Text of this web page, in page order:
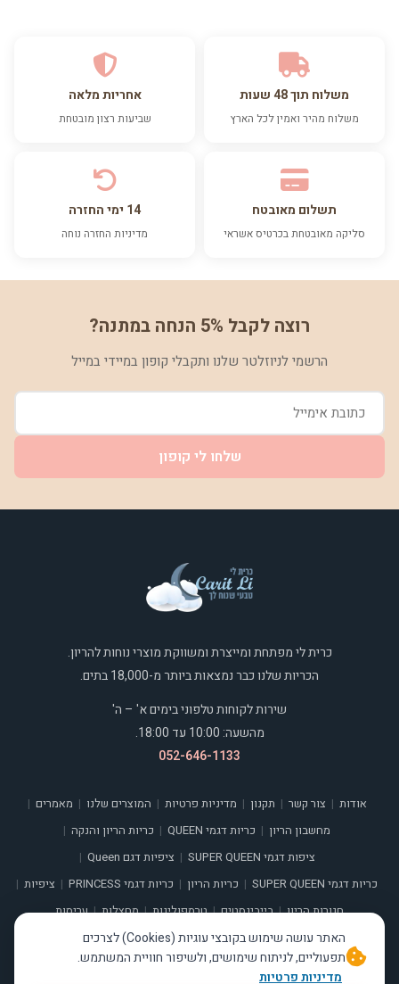
משלוח תוך 48 שעות
משלוח מהיר ואמין לכל הארץ
אחריות מלאה
שביעות רצון מובטחת
תשלום מאובטח
סליקה מאובטחת בכרטיס אשראי
14 ימי החזרה
מדיניות החזרה נוחה
רוצה לקבל 5% הנחה במתנה?
הרשמי לניוזלטר שלנו ותקבלי קופון במיידי במייל
שלחו לי קופון
כרית לי מפתחת ומייצרת ומשווקת מוצרי נוחות להריון.
הכריות שלנו כבר נמצאות ביותר מ-18,000 בתים.
שירות לקוחות טלפוני בימים א' – ה'
מהשעה: 10:00 עד 18:00.
052-646-1133
אודות | צור קשר | תקנון | מדיניות פרטיות | המוצרים שלנו | מאמרים |
מחשבון הריון | כריות דגמי QUEEN | כריות הריון והנקה |
ציפות דגמי SUPER QUEEN | ציפיות דגם Queen |
כריות דגמי SUPER QUEEN | כריות הריון | כריות דגמי PRINCESS | ציפיות |
חגורות הריון | בייבינסטים | טרמפולינות | מחצלות | עריסות
האתר עושה שימוש בקובצי עוגיות (Cookies) לצרכים
תפעוליים, לניתוח שימושים, ולשיפור חוויית המשתמש.
מדיניות פרטיות